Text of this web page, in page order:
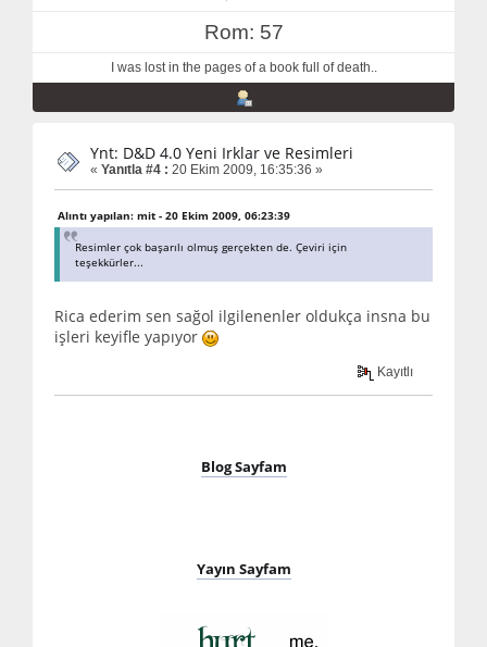
Rom: 57
I was lost in the pages of a book full of death..
Ynt: D&D 4.0 Yeni Irklar ve Resimleri
« Yanıtla #4 : 20 Ekim 2009, 16:35:36 »
Alıntı yapılan: mit - 20 Ekim 2009, 06:23:39
Resimler çok başarılı olmuş gerçekten de. Çeviri için
teşekkürler...
Rica ederim sen sağol ilgilenenler oldukça insna bu
işleri keyifle yapıyor
Kayıtlı
Blog Sayfam
Yayın Sayfam